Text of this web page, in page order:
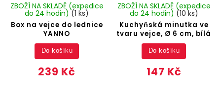
Box na vejce do lednice
YANNO
ZBOŽÍ NA SKLADĚ (expedice
do 24 hodin)(1 ks)
239 Kč
Do košíku
Kuchyňská minutka ve
tvaru vejce, Ø 6 cm, bílá
ZBOŽÍ NA SKLADĚ (expedice
do 24 hodin) (10 ks)
147 Kč
Do košíku